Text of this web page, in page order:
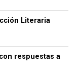
Literaria
respuestas a